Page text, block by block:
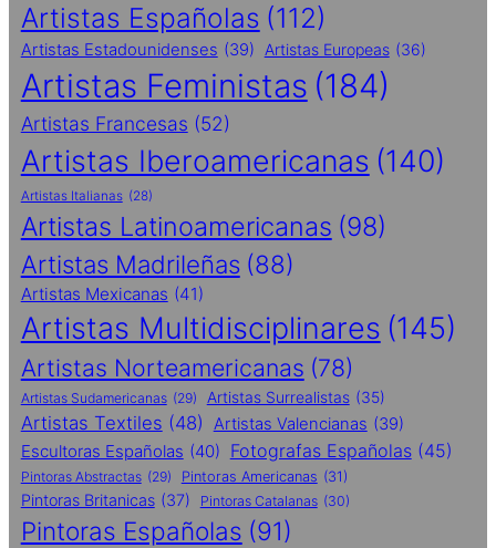
Artistas Españolas (112)
Artistas Estadounidenses (39) Artistas Europeas (36)
Artistas Feministas (184)
Artistas Francesas (52)
Artistas Iberoamericanas (140)
Artistas Italianas (28)
Artistas Latinoamericanas (98)
Artistas Madrileñas (88)
Artistas Mexicanas (41)
Artistas Multidisciplinares (145)
Artistas Norteamericanas (78)
Artistas Sudamericanas (29) Artistas Surrealistas (35)
Artistas Textiles (48) Artistas Valencianas (39)
Escultoras Españolas (40) Fotografas Españolas (45)
Pintoras Abstractas (29) Pintoras Americanas (31)
Pintoras Britanicas (37) Pintoras Catalanas (30)
Pintoras Españolas (91)